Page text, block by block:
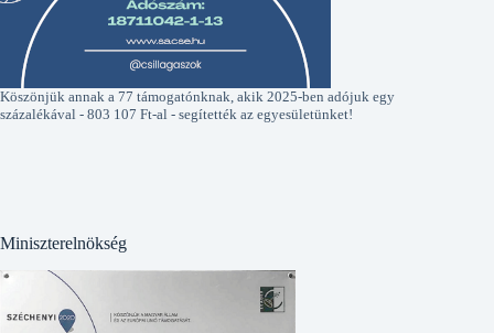
Köszönjük annak a 77 támogatónknak, akik 2025-ben adójuk egy
százalékával - 803 107 Ft-al - segítették az egyesületünket!
Miniszterelnökség